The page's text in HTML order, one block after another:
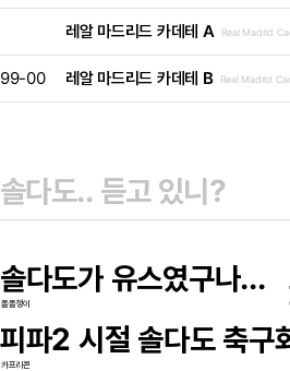
레알 마드리드 카데테 A Real Madrid
99-00 레알 마드리드 카데테 B Real Madrid
솔다도가 유스였구나...
올올챙이
피파2 시절 솔다도 축구
카프리콘